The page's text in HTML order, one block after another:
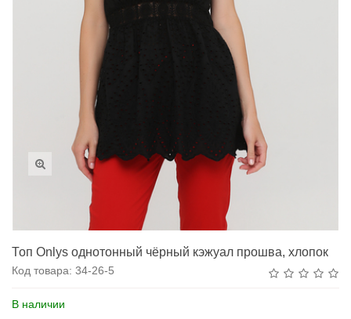
Топ Onlys однотонный чёрный кэжуал прошва, хлопок
Код товара: 34-26-5
В наличии